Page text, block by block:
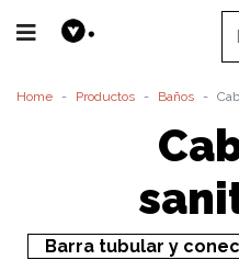
Home Productos Baños
Barra tubular y